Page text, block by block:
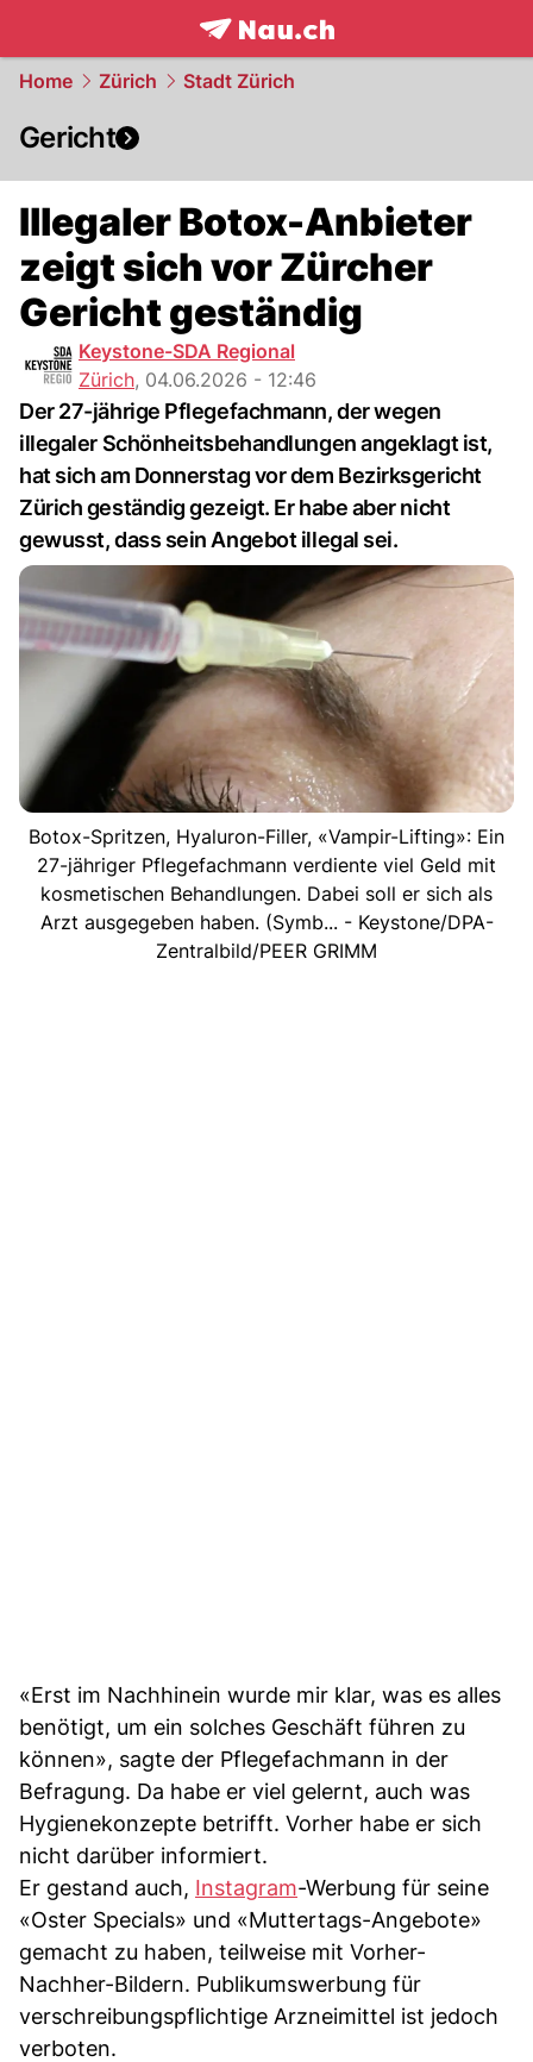
frontpage.NAU.ch
Home Zürich Stadt Zürich
Gericht
Illegaler Botox-Anbieter
zeigt sich vor Zürcher
Gericht geständig
Keystone-SDA Regional
Zürich, 04.06.2026 - 12:46
Der 27-jährige Pflegefachmann, der wegen
illegaler Schönheitsbehandlungen angeklagt ist,
hat sich am Donnerstag vor dem Bezirksgericht
Zürich geständig gezeigt. Er habe aber nicht
gewusst, dass sein Angebot illegal sei.
Botox-Spritzen, Hyaluron-Filler, «Vampir-Lifting»: Ein
27-jähriger Pflegefachmann verdiente viel Geld mit
kosmetischen Behandlungen. Dabei soll er sich als
Arzt ausgegeben haben. (Symb... - Keystone/DPA-
Zentralbild/PEER GRIMM
«Erst im Nachhinein wurde mir klar, was es alles
benötigt, um ein solches Geschäft führen zu
können», sagte der Pflegefachmann in der
Befragung. Da habe er viel gelernt, auch was
Hygienekonzepte betrifft. Vorher habe er sich
nicht darüber informiert.
Er gestand auch, Instagram-Werbung für seine
«Oster Specials» und «Muttertags-Angebote»
gemacht zu haben, teilweise mit Vorher-
Nachher-Bildern. Publikumswerbung für
verschreibungspflichtige Arzneimittel ist jedoch
verboten.